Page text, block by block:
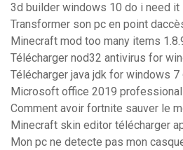
3d builder windows 10 do i need it
Transformer son pc en point
Minecraft mod too many items
Télécharger nod32 antivirus for
Télécharger java jdk for windows
Microsoft office 2019
Comment avoir fortnite sauver le
Minecraft skin editor télécharger
Mon pc ne detecte pas mon